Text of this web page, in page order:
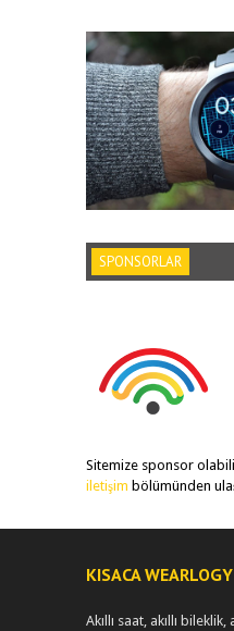
SPONSORLAR
Sitemize sponsor
iletişim bölümünden
KISACA WEARLOGY
Akıllı saat, akıllı